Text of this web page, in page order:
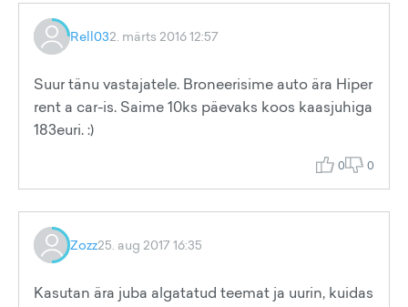
Rell032. märts 2016 12:57
Suur tänu vastajatele. Broneerisime auto ära Hiper
rent a car-is. Saime 10ks päevaks koos kaasjuhiga
183euri. :)
0 0
Zozz25. aug 2017 16:35
Kasutan ära juba algatatud teemat ja uurin, kuidas